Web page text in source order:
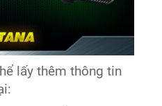
lấy thêm thông tin